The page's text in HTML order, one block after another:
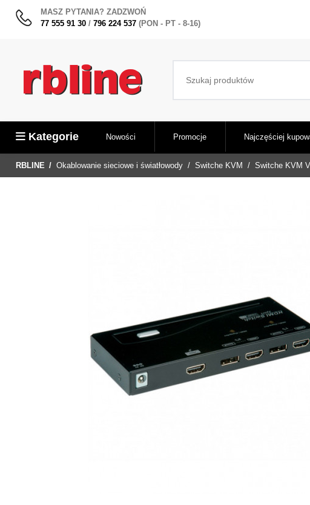
MASZ PYTANIA? ZADZWOŃ
77 555 91 30/ 796 224 537 (PON - PT - 8-16)
Kategorie Nowości Promocje Najczęściej
RBLINE Okablowanie sieciowe i światłowody Switche KVM Switche KVM